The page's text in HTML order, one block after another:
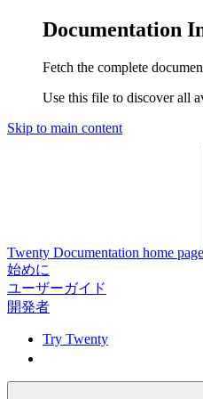
Documentation
Fetch the complete
Use this file to discover all
Skip to main content
Twenty Documentation home page
始めに
ユーザーガイド
開発者
Try Twenty